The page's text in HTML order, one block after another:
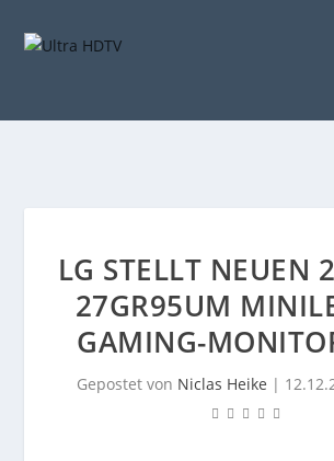
LG STELLT NEUEN
27GR95UM
GAMING-
Gepostet von Niclas Heike |